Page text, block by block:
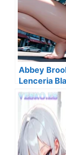
Abbey
Lenceria